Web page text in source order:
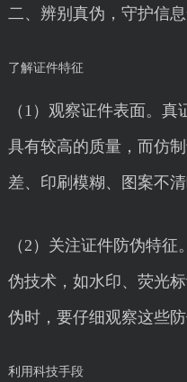
二、辨别真伪，守护信
了解证件特征
（1）观察证件表面。
具有较高的质量，而仿
差、印刷模糊、图案不清
（2）关注证件防伪特
伪技术，如水印、荧光
伪时，要仔细观察这些防
利用科技手段